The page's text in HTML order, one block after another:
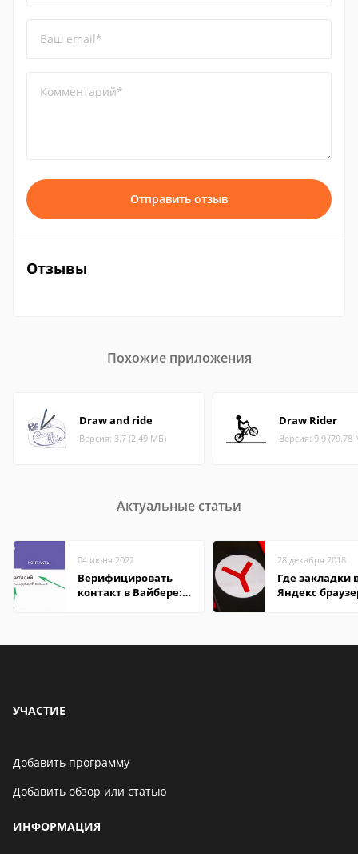
Ваш email*
Комментарий*
Отправить отзыв
Отзывы
Похожие приложения
Draw and ride
Версия: 3.7 (2.49 МБ)
Draw Rider
Версия: 9.9 (79.78
Актуальные статьи
04 июня 2022
Верифицировать
контакт в Вайбере:
28 декабря 2018
Где закладки
Яндекс
УЧАСТИЕ
Добавить программу
Добавить обзор или статью
ИНФОРМАЦИЯ